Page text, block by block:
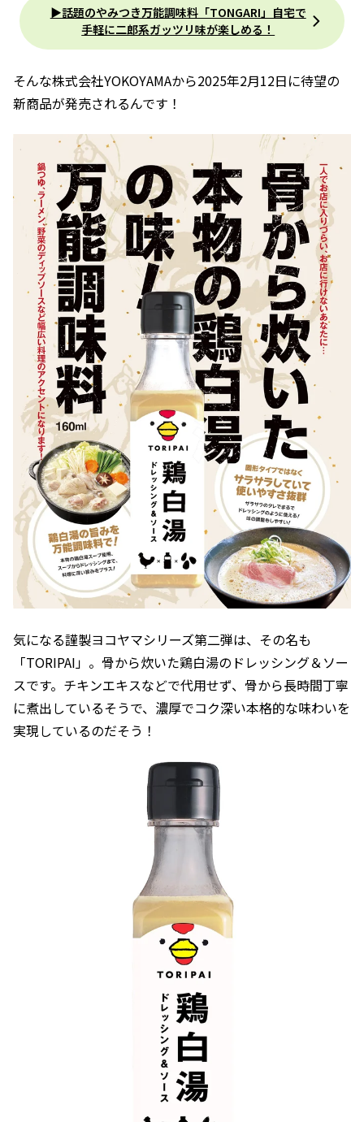
▶︎話題のやみつき万能調味料「TONGARI」自宅で
手軽に二郎系ガッツリ味が楽しめる！
そんな株式会社YOKOYAMAから2025年2月12日に待望の
新商品が発売されるんです！
気になる謹製ヨコヤマシリーズ第二弾は、その名も
「TORIPAI」。骨から炊いた鶏白湯のドレッシング＆ソー
スです。チキンエキスなどで代用せず、骨から長時間丁寧
に煮出しているそうで、濃厚でコク深い本格的な味わいを
実現しているのだそう！